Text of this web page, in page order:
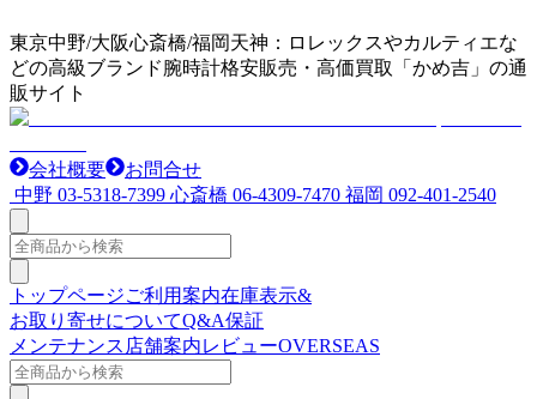
東京中野/大阪心斎橋/福岡天神：ロレックスやカルティエな
どの高級ブランド腕時計格安販売・高価買取「かめ吉」の通
販サイト
会社概要
お問合せ
中野 03-5318-7399 心斎橋 06-4309-7470 福岡 092-401-2540
トップページご利用案内在庫表示&
お取り寄せについてQ&A保証
メンテナンス 店舗案内レビューOVERSEAS